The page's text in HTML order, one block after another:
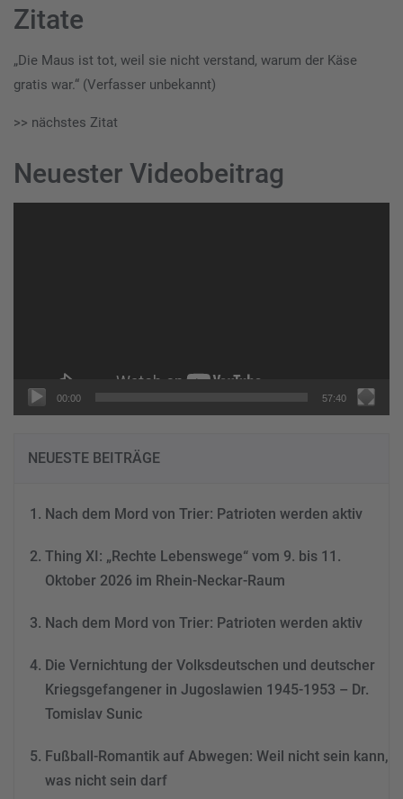
Zitate
„Die Maus ist tot, weil sie nicht verstand, warum der Käse
gratis war.“ (Verfasser unbekannt)
>> nächstes Zitat
Neuester Videobeitrag
00:00 57:40
NEUESTE BEITRÄGE
Nach dem Mord von Trier: Patrioten werden aktiv
Thing XI: „Rechte Lebenswege“ vom 9. bis 11.
Oktober 2026 im Rhein-Neckar-Raum
Nach dem Mord von Trier: Patrioten werden aktiv
Die Vernichtung der Volksdeutschen und deutscher
Kriegsgefangener in Jugoslawien 1945-1953 – Dr.
Tomislav Sunic
Fußball-Romantik auf Abwegen: Weil nicht sein kann,
was nicht sein darf